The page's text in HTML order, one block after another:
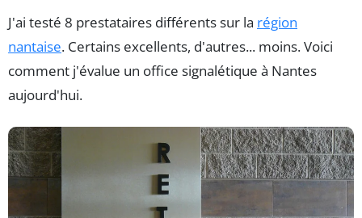
J'ai testé 8 prestataires différents sur la région
nantaise. Certains excellents, d'autres... moins. Voici
comment j'évalue un office signalétique à Nantes
aujourd'hui.